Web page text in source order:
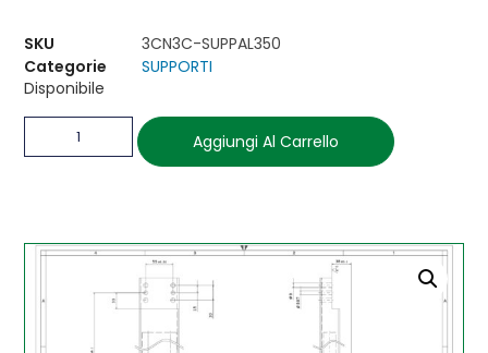
SKU
3CN3C-SUPPAL350
Categorie
SUPPORTI
Disponibile
Aggiungi Al Carrello